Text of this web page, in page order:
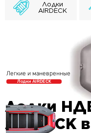
Лодки
AIRDECK
Легкие и маневренные
Лодки AIRDECK
Лодки
AIRDECK в